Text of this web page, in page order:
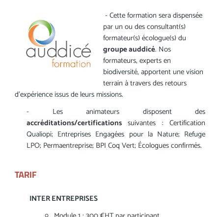
-Cette formation sera dispensée
par un ou des consultant(s)
formateur(s) écologue(s) du
groupe auddicé. Nos
formateurs, experts en
biodiversité, apportent une vision
terrain à travers des retours
d’expérience issus de leurs missions.
- Les animateurs disposent des
accréditations/certifications suivantes : Certification
Qualiopi; Entreprises Engagées pour la Nature; Refuge
LPO; Permaentreprise; BPI Coq Vert; Écologues confirmés.
TARIF
INTER ENTREPRISES